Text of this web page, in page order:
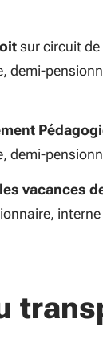
sur circuit de
demi-
demi-
vacances
interne